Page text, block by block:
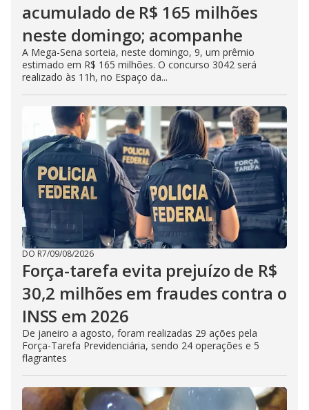
acumulado de R$ 165 milhões
neste domingo; acompanhe
A Mega-Sena sorteia, neste domingo, 9, um prêmio
estimado em R$ 165 milhões. O concurso 3042 será
realizado às 11h, no Espaço da...
DO R7/09/08/2026
Força-tarefa evita prejuízo de R$
30,2 milhões em fraudes contra o
INSS em 2026
De janeiro a agosto, foram realizadas 29 ações pela
Força-Tarefa Previdenciária, sendo 24 operações e 5
flagrantes